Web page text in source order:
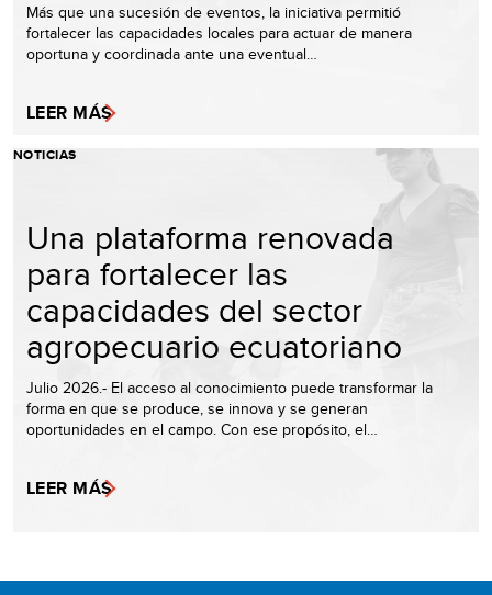
Más que una sucesión de eventos, la iniciativa permitió
fortalecer las capacidades locales para actuar de manera
oportuna y coordinada ante una eventual…
LEER MÁS
NOTICIAS
Una plataforma renovada
para fortalecer las
capacidades del sector
agropecuario ecuatoriano
Julio 2026.- El acceso al conocimiento puede transformar la
forma en que se produce, se innova y se generan
oportunidades en el campo. Con ese propósito, el…
LEER MÁS